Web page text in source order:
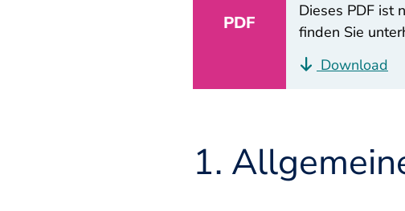
PDF
Dieses PDF ist
finden Sie
Download
1.